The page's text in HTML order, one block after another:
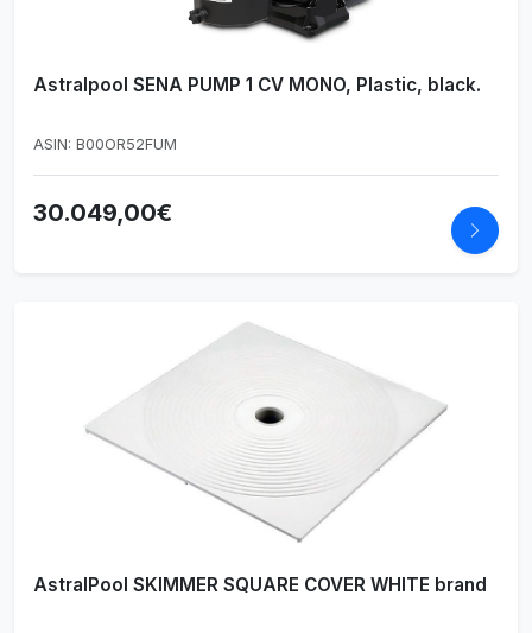
Astralpool SENA PUMP 1 CV MONO, Plastic, black.
ASIN: B00OR52FUM
30.049,00€
AstralPool SKIMMER SQUARE COVER WHITE brand